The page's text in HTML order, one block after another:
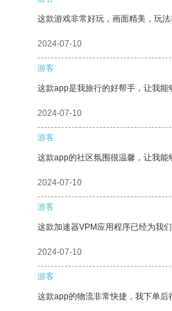
这款游戏非常好玩，画面精美，玩法
2024-07-10
游客
这款app是我旅行的好帮手，让我
2024-07-10
游客
这款app的社区氛围很温馨，让我能
2024-07-10
游客
这款加速器VPM应用程序已经为我
2024-07-10
游客
这款app的物流非常快捷，我下单后